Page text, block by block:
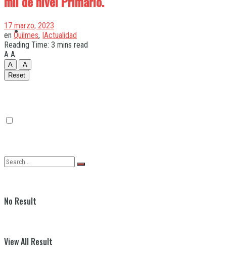
Quilmes
Varela
No Result
View All Result
17 marzo, 2023
en Quilmes, |Actualidad
Reading Time: 3 mins read
A A
A
A
Reset